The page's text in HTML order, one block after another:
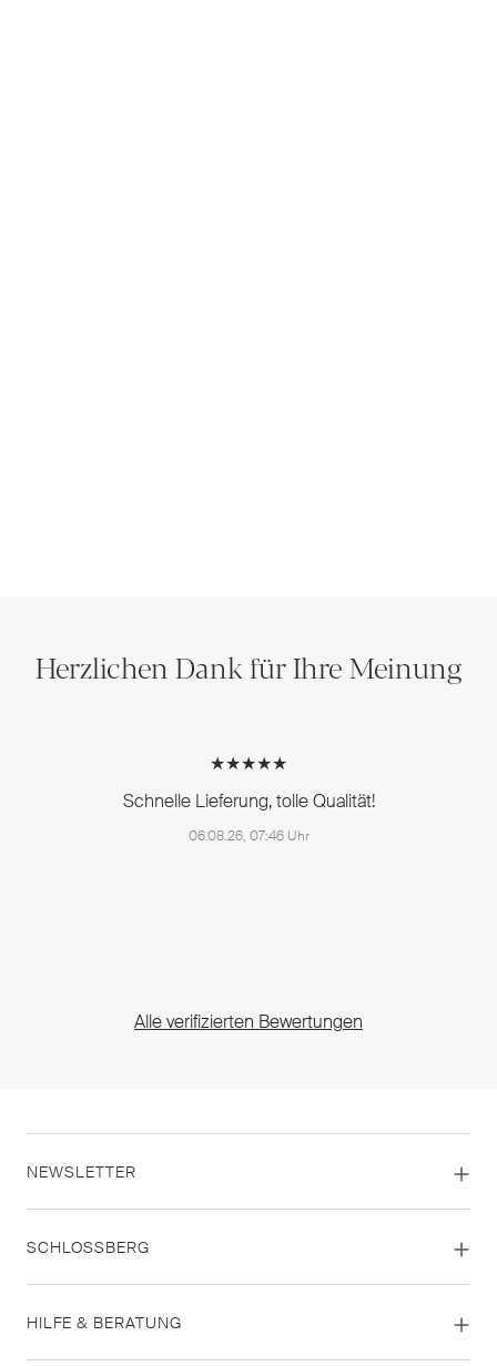
Herzlichen Dank für Ihre Meinung
★★★★★
Schnelle Lieferung, tolle Qualität!
06.08.26, 07:46 Uhr
Alle verifizierten Bewertungen
NEWSLETTER
SCHLOSSBERG
HILFE & BERATUNG